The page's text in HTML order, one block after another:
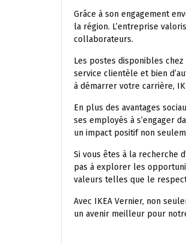
Grâce à son engagement
la région. L’entreprise
collaborateurs.
Les postes disponibles
service clientèle et bien
à démarrer votre carrière,
En plus des avantages
ses employés à s’engager
un impact positif non
Si vous êtes à la recherche
pas à explorer les
valeurs telles que le
Avec IKEA Vernier, non
un avenir meilleur pour